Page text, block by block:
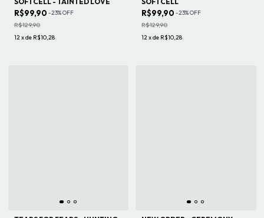
R$99,90 -23%OFF
R$129,90
12xde R$10,28
R$99,90 -23%OFF
R$129,90
12xde R$10,28